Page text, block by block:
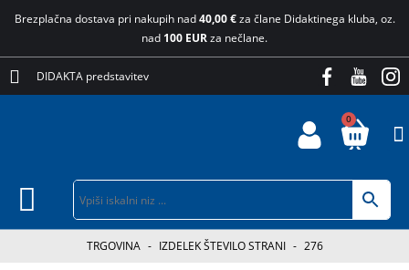
Brezplačna dostava pri nakupih nad40,00 €za člane Didaktinega kluba, oz.
nad 100 EURza nečlane.
DIDAKTA predstavitev
0
TRGOVINA - IZDELEK ŠTEVILO STRANI - 276